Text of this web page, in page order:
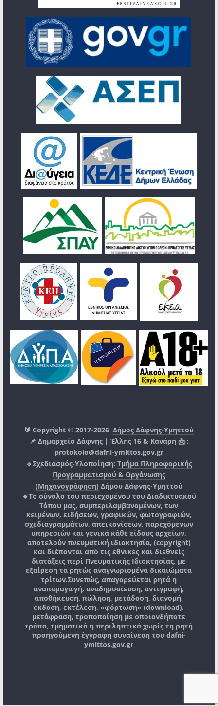
🔰 Copyright © 2017-2026Δήμος Δάφνης-Υμηττού
📌 Δημαρχείο Δάφνης | Έλλης 16 & Κανάρη 📩 :
protokolo@dafni-ymittos.gov.gr
🔹Σχεδιασμός-Υλοποίηση: Τμήμα Πληροφορικής
Προγραμματισμού & Οργάνωσης
(Μηχανογράφηση) Δήμου Δάφνης-Υμηττού
🔸Το σύνολο του περιεχομένου του Διαδικτυακού
Τόπου μας, συμπεριλαμβανομένων, των
κειμένων, ειδήσεων, γραφικών, φωτογραφιών,
σχεδιαγραμμάτων, απεικονίσεων, παρεχόμενων
υπηρεσιών και γενικά κάθε είδους αρχείων,
αποτελούν πνευματική ιδιοκτησία, (copyright)
και διέπονται από τις εθνικές και διεθνείς
διατάξεις περί Πνευματικής Ιδιοκτησίας, με
εξαίρεση τα ρητώς αναγνωρισμένα δικαιώματα
τρίτων.Συνεπώς, απαγορεύεται ρητά η
αναπαραγωγή, αναδημοσίευση, αντιγραφή,
αποθήκευση, πώληση, μετάδοση, διανομή,
έκδοση, εκτέλεση, «φόρτωση» (download),
μετάφραση, τροποποίηση με οποιονδήποτε
τρόπο, τμηματικά η περιληπτικά χωρίς τη ρητή
προηγούμενη έγγραφη συναίνεση του dafni-
ymittos.gov.gr